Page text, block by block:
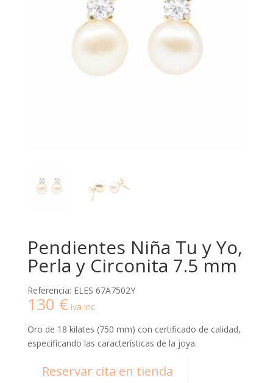
Pendientes Niña Tu y Yo,
Perla y Circonita 7.5 mm
Referencia: ELES 67A7502Y
130 € iva inc.
Oro de 18 kilates (750 mm) con certificado de calidad,
especificando las características de la joya.
Reservar cita en tienda